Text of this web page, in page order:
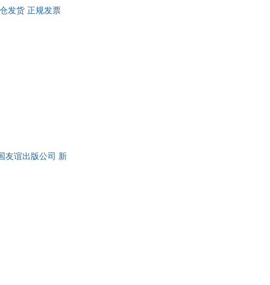
发货 正规发票
友谊出版公司 新